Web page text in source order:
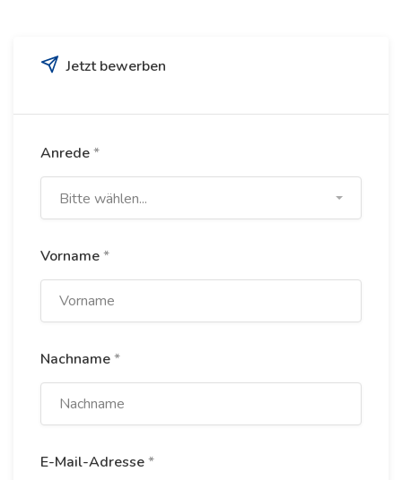
Jetzt bewerben
Anrede*
Bitte wählen...
Vorname*
Nachname*
E-Mail-Adresse*